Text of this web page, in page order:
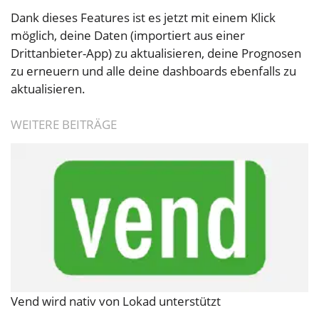
Dank dieses Features ist es jetzt mit einem Klick
möglich, deine Daten (importiert aus einer
Drittanbieter-App) zu aktualisieren, deine Prognosen
zu erneuern und alle deine dashboards ebenfalls zu
aktualisieren.
WEITERE BEITRÄGE
Vend wird nativ von Lokad unterstützt